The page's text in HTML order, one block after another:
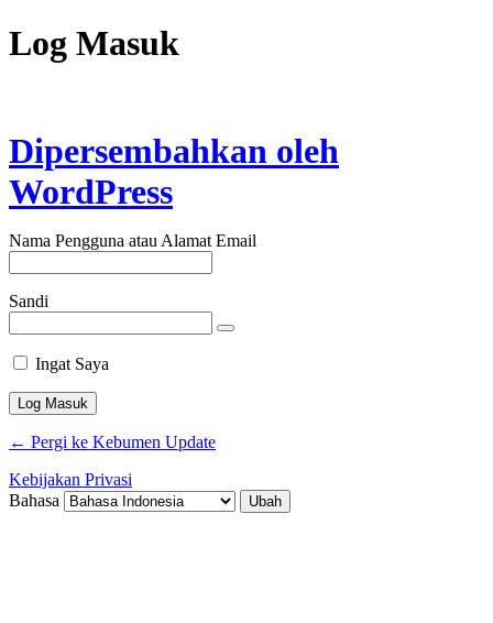
Log Masuk
Dipersembahkan oleh
WordPress
Nama Pengguna atau Alamat Email
Sandi
Ingat Saya
← Pergi ke Kebumen Update
Kebijakan Privasi
Bahasa